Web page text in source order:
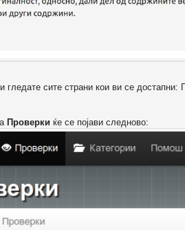
гледате сите страни кои ви се
Проверки ќе се појави следново: